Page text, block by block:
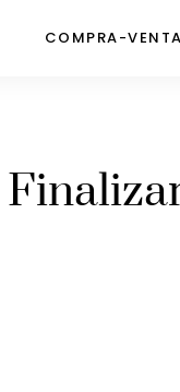
COMPRA-VENTA